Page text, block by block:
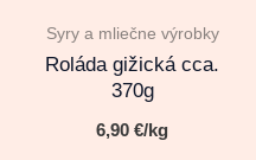
Syry a mliečne výrobky
Roláda gižická cca.
370g
6,90€/kg